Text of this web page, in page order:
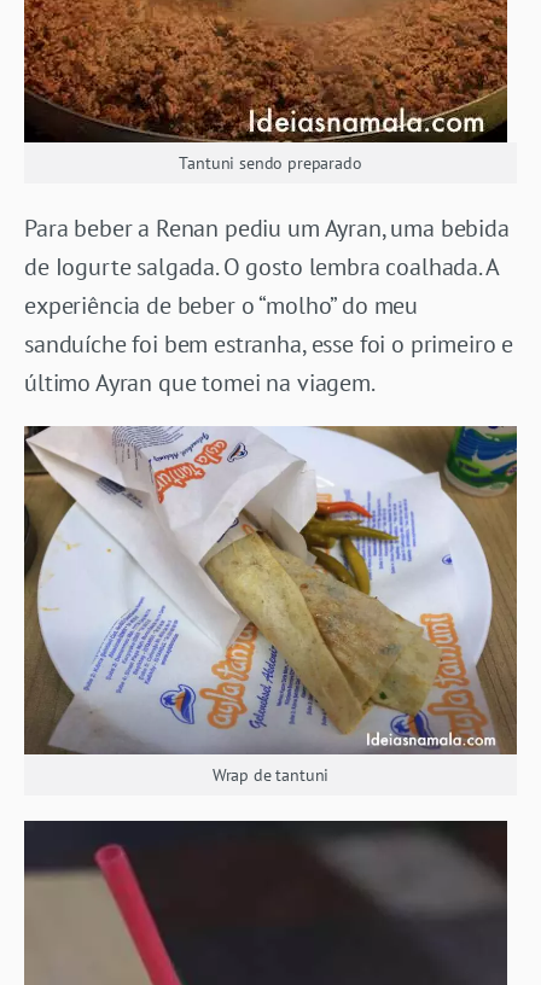
Tantuni sendo preparado
Para beber a Renan pediu um Ayran, uma bebida
de Iogurte salgada. O gosto lembra coalhada. A
experiência de beber o “molho” do meu
sanduíche foi bem estranha, esse foi o primeiro e
último Ayran que tomei na viagem.
Wrap de tantuni